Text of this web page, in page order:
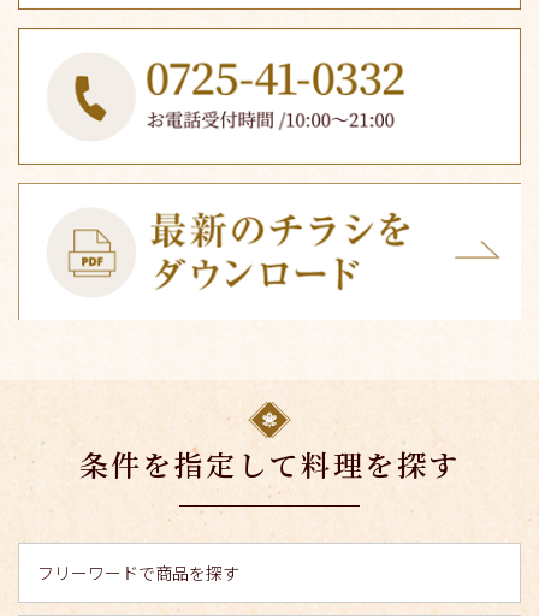
条件を指定して料理を探す